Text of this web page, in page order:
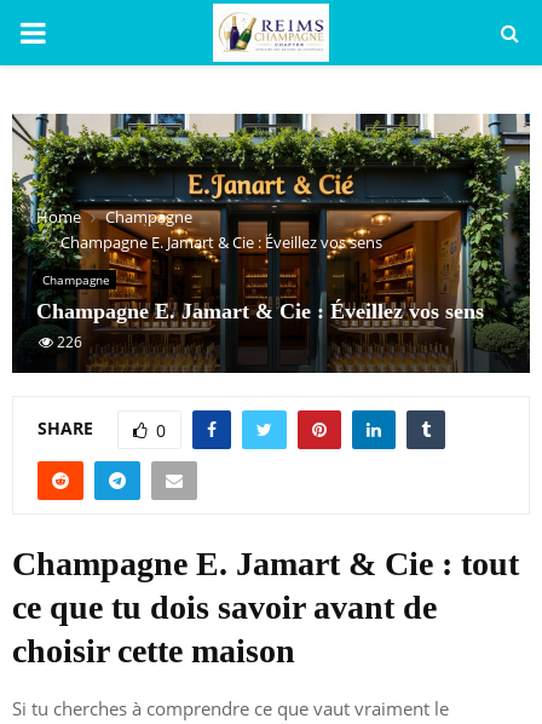
PRIMARY
Home
Champagne
Champagne E. Jamart & Cie : Éveillez vos sens
Champagne
Champagne E. Jamart & Cie : Éveillez vos sens
226
SHARE 0
Champagne E. Jamart & Cie : tout
ce que tu dois savoir avant de
choisir cette maison
Si tu cherches à comprendre ce que vaut vraiment le